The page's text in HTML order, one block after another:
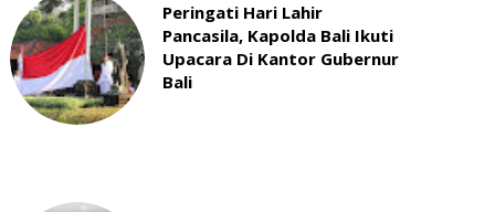
Peringati Hari Lahir
Pancasila, Kapolda Bali Ikuti
Upacara Di Kantor Gubernur
Bali